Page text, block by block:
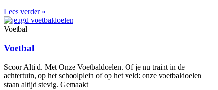
Lees verder »
Voetbal
Voetbal
Scoor Altijd. Met Onze Voetbaldoelen. Of je nu traint in de
achtertuin, op het schoolplein of op het veld: onze voetbaldoelen
staan altijd stevig. Gemaakt